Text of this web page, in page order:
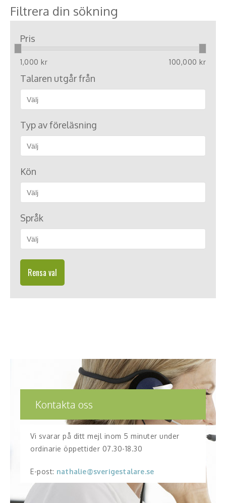
Filtrera din sökning
Pris
1,000 kr 100,000 kr
Talaren utgår från
Typ av föreläsning
Kön
Språk
Rensa val
Kontakta oss
Vi svarar på ditt mejl inom 5 minuter under
ordinarie öppettider 07.30-18.30
E-post: nathalie@sverigestalare.se